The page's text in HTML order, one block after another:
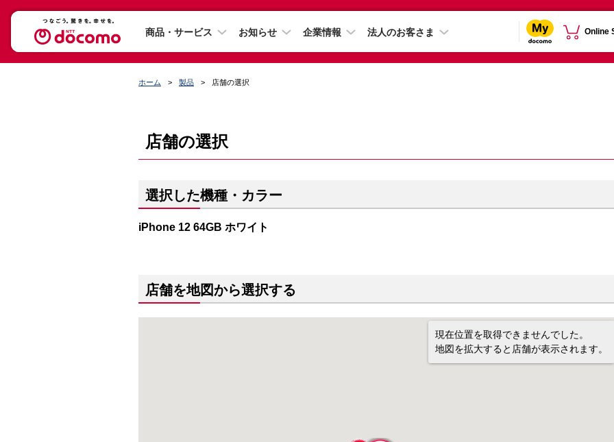
商品・サービス お知らせ 企業情報 法人のお客さま Online
ホーム 製品 店舗の選択
店舗の選択
選択した機種・カラー
iPhone 12 64GB ホワイト
店舗を地図から選択する
現在位置を取得できませんでした。
地図を拡大すると店舗が表示されます。